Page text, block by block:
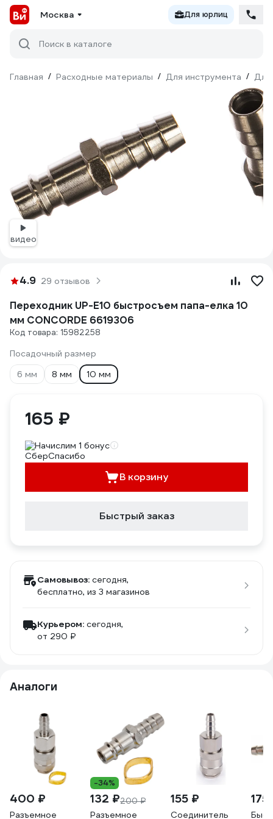
Москва Для юрлиц
Поиск в каталоге
Главная / Расходные материалы / Для инструмента / Для
видео
4.9 29 отзывов
Переходник UP-E10 быстросъем папа-елка 10
мм CONCORDE 6619306
Код товара: 15982258
Посадочный размер
6 мм
8 мм 10 мм
165 ₽
Начислим 1 бонус
В корзину
Быстрый заказ
Самовывоз: сегодня,
бесплатно, из 3 магазинов
Курьером: сегодня,
от 290 ₽
Аналоги
400 ₽
Разъемное
-34%
132 ₽200 ₽
Разъемное
155 ₽
Соединитель
175